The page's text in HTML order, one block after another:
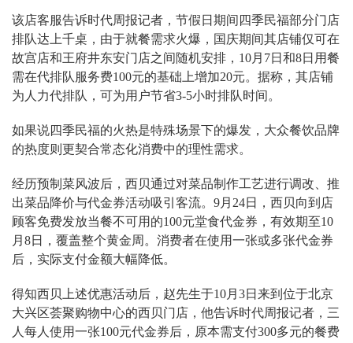
该店客服告诉时代周报记者，节假日期间四季民福部分门店
排队达上千桌，由于就餐需求火爆，国庆期间其店铺仅可在
故宫店和王府井东安门店之间随机安排，10月7日和8日用餐
需在代排队服务费100元的基础上增加20元。据称，其店铺
为人力代排队，可为用户节省3-5小时排队时间。
如果说四季民福的火热是特殊场景下的爆发，大众餐饮品牌
的热度则更契合常态化消费中的理性需求。
经历预制菜风波后，西贝通过对菜品制作工艺进行调改、推
出菜品降价与代金券活动吸引客流。9月24日，西贝向到店
顾客免费发放当餐不可用的100元堂食代金券，有效期至10
月8日，覆盖整个黄金周。消费者在使用一张或多张代金券
后，实际支付金额大幅降低。
得知西贝上述优惠活动后，赵先生于10月3日来到位于北京
大兴区荟聚购物中心的西贝门店，他告诉时代周报记者，三
人每人使用一张100元代金券后，原本需支付300多元的餐费